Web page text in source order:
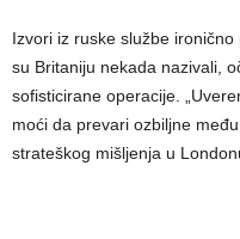
Izvori iz ruske službe ironično
su Britaniju nekada nazivali,
sofisticirane operacije.
moći da prevari ozbiljne
strateškog mišljenja u